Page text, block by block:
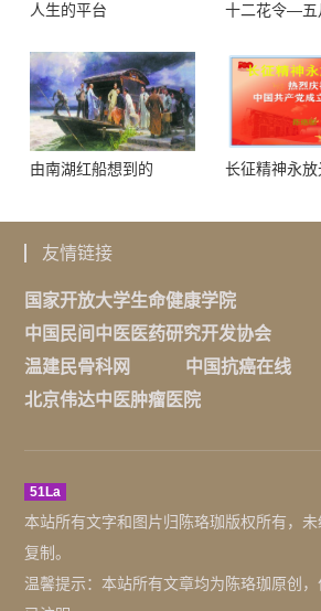
人生的平台
十二花令—五
由南湖红船想到的 长征精神永放
友情链接
国家开放大学生命健康学院
中国民间中医医药研究开发协会
温建民骨科网
中国抗癌在线
北京伟达中医肿瘤医院
51La
本站所有文字和图片归陈珞珈版权所有，
复制。
温馨提示：本站所有文章均为陈珞珈原创